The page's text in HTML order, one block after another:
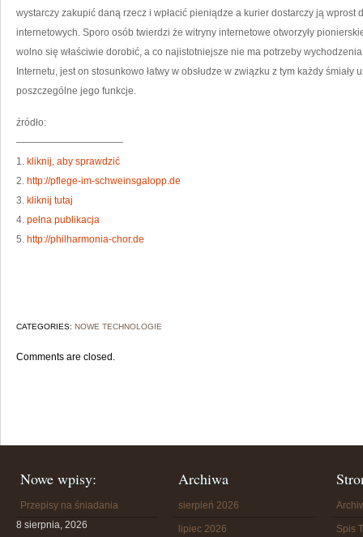
wystarczy zakupić daną rzecz i wpłacić pieniądze a kurier dostarczy ją wprost
internetowych. Sporo osób twierdzi że witryny internetowe otworzyły
wolno się właściwie dorobić, a co najistotniejsze nie ma potrzeby
Internetu, jest on stosunkowo łatwy w obsłudze w związku z tym każdy śmiały
poszczególne jego funkcje.
źródło:
———————————
1. kliknij, aby sprawdzić
2. http://pflege-im-schweinsgalopp.de
3. kliknij tutaj
4. pełna publikacja
5. http://philharmonia-chor.de
CATEGORIES: NOWE TECHNOLOGIE
Comments are closed.
Nowe wpisy:
Przepisy na śniadania
8 sierpnia, 2026
Archiwa
sierpień 2026
lipiec 2026 Spis